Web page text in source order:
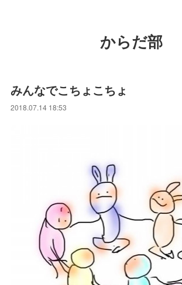
からだ部
みんなでこちょこちょ
2018.07.14 18:53